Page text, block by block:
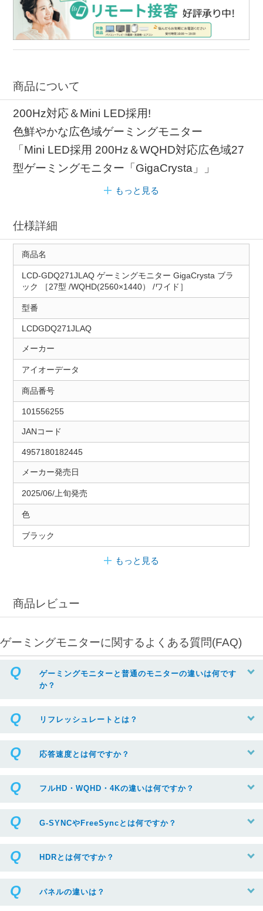
商品について
200Hz対応＆Mini LED採用!
色鮮やかな広色域ゲーミングモニター
「Mini LED採用 200Hz＆WQHD対応広色域27
型ゲーミングモニター「GigaCrysta」」
もっと見る
仕様詳細
商品名
LCD-GDQ271JLAQ ゲーミングモニター GigaCrysta ブラ
ック ［27型 /WQHD(2560×1440） /ワイド］
型番
LCDGDQ271JLAQ
メーカー
アイオーデータ
商品番号
101556255
JANコード
4957180182445
メーカー発売日
2025/06/上旬発売
色
ブラック
もっと見る
商品レビュー
ゲーミングモニターに関するよくある質問(FAQ)
ゲーミングモニターと普通のモニターの違いは何です
か？
リフレッシュレートとは？
応答速度とは何ですか？
フルHD・WQHD・4Kの違いは何ですか？
G-SYNCやFreeSyncとは何ですか？
HDRとは何ですか？
パネルの違いは？